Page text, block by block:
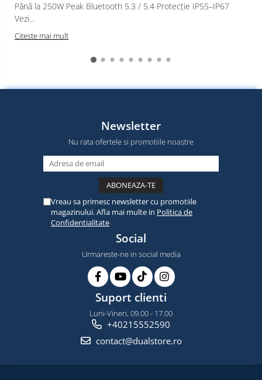
Până la 250W Peak Bluetooth 5.3 / 5.4 Protecție IP55–IP67
Vezi...
Citeste mai mult
Newsletter
Nu rata ofertele si promotiile noastre
Vreau sa primesc newsletter cu promotiile
magazinului. Afla mai multe in Politica de
Confidentialitate
Social
Urmareste-ne in social media
Suport clienti
Luni-Vineri, 09.00 - 17.00
+40215552590
contact@dualstore.ro